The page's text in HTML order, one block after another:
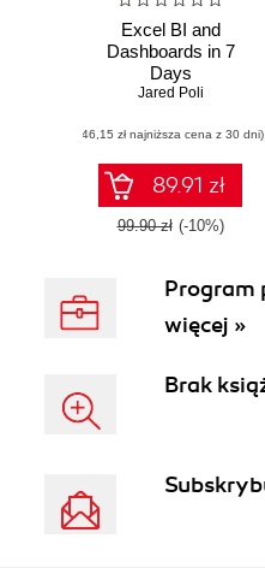
Excel BI and
Dashboards in 7
Days
Jared Poli
(46,15 zł najniższa cena z 30 dni)
89.91 zł
99.90 zł (-10%)
Program
więcej »
Brak